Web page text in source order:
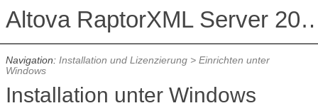
Altova
Navigation: Installation und Lizenzierung> Einrichten unter
Windows
Installation unter Windows